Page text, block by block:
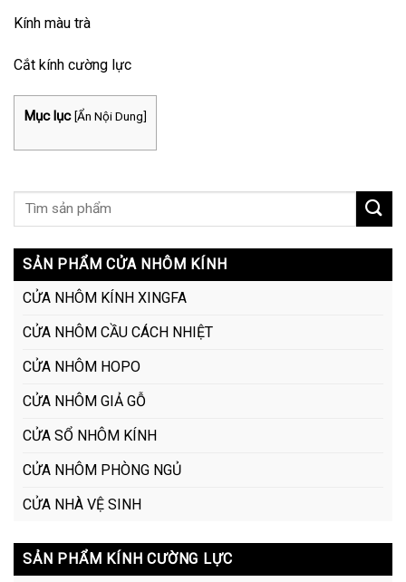
Kính màu trà
Cắt kính cường lực
Mục lục [Ẩn Nội Dung]
SẢN PHẨM CỬA NHÔM KÍNH
CỬA NHÔM KÍNH XINGFA
CỬA NHÔM CẦU CÁCH NHIỆT
CỬA NHÔM HOPO
CỬA NHÔM GIẢ GỖ
CỬA SỔ NHÔM KÍNH
CỬA NHÔM PHÒNG NGỦ
CỬA NHÀ VỆ SINH
SẢN PHẨM KÍNH CƯỜNG LỰC